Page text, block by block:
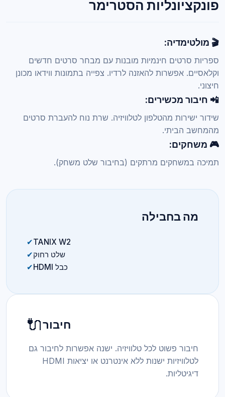
פונקציונליות הסטרימר
🎬 מולטימדיה:
ספריות סרטים חינמיות מובנות עם מבחר סרטים חדשים
וקלאסיים. אפשרות להאזנה לרדיו. צפייה בתמונות ווידאו מכונן
חיצוני.
📲 חיבור מכשירים:
שידור ישירות מהטלפון לטלוויזיה. שרת נוח להעברת סרטים
מהמחשב הביתי.
🎮 משחקים:
תמיכה במשחקים מרתקים (בחיבור שלט משחק).
מה בחבילה
✔TANIX W2
✔שלט רחוק
✔
כבל HDMI
🔌חיבור
חיבור פשוט לכל טלוויזיה. ישנה אפשרות לחיבור גם
לטלוויזיות ישנות ללא אינטרנט או יציאות HDMI
דיגיטליות.